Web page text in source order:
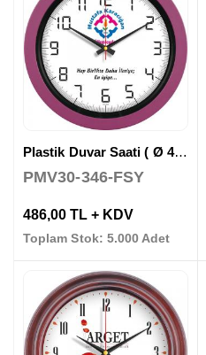
Plastik Duvar Saati ( Ø 40 cm )
PMV30-346-FSY
486,00 TL + KDV
Toplam Stok: 5.000 Adet